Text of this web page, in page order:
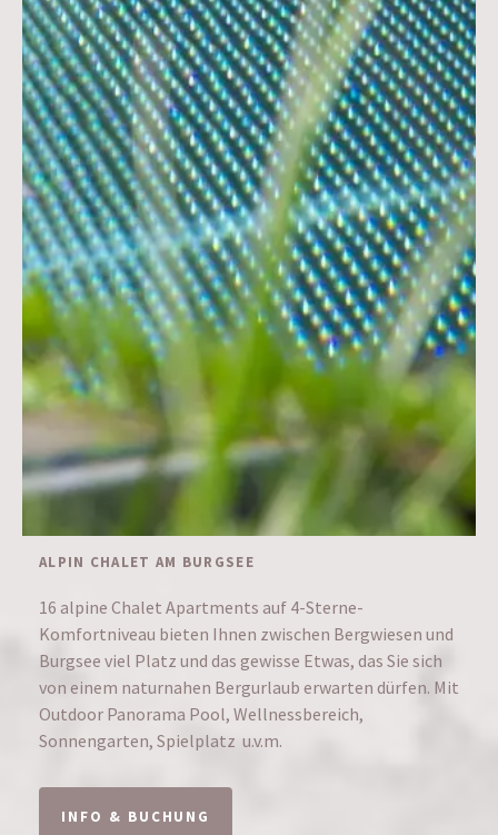
ALPIN CHALET AM BURGSEE
16 alpine Chalet Apartments auf 4-Sterne-
Komfortniveau bieten Ihnen zwischen Bergwiesen und
Burgsee viel Platz und das gewisse Etwas, das Sie sich
von einem naturnahen Bergurlaub erwarten dürfen. Mit
Outdoor Panorama Pool, Wellnessbereich,
Sonnengarten, Spielplatz u.v.m.
INFO & BUCHUNG